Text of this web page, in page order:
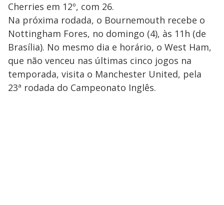
Cherries em 12º, com 26.
Na próxima rodada, o Bournemouth recebe o
Nottingham Fores, no domingo (4), às 11h (de
Brasília). No mesmo dia e horário, o West Ham,
que não venceu nas últimas cinco jogos na
temporada, visita o Manchester United, pela
23ª rodada do Campeonato Inglês.